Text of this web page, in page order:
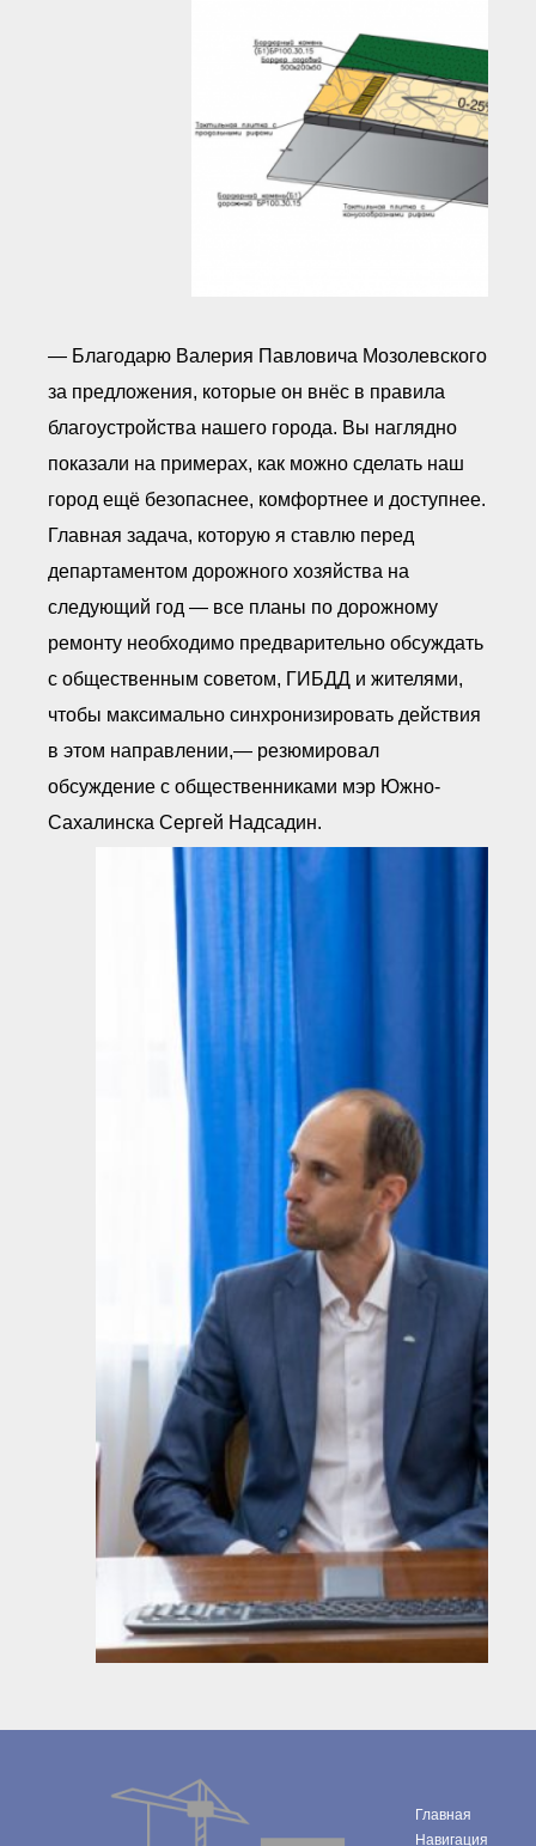
— Благодарю Валерия Павловича Мозолевского
за предложения, которые он внёс в правила
благоустройства нашего города. Вы наглядно
показали на примерах, как можно сделать наш
город ещё безопаснее, комфортнее и доступнее.
Главная задача, которую я ставлю перед
департаментом дорожного хозяйства на
следующий год — все планы по дорожному
ремонту необходимо предварительно обсуждать
с общественным советом, ГИБДД и жителями,
чтобы максимально синхронизировать действия
в этом направлении,— резюмировал
обсуждение с общественниками мэр Южно-
Сахалинска Сергей Надсадин.
Главная
Навигация